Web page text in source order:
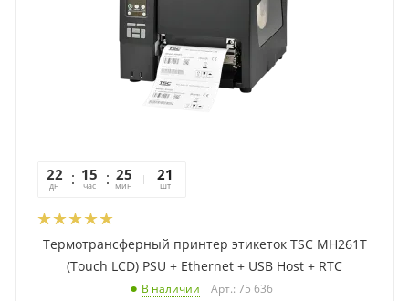
22
дн
15
час
25
мин
40
сек
21
шт
Термотрансферный принтер этикеток TSC MH261T
(Touch LCD) PSU + Ethernet + USB Host + RTC
В наличии Арт.: 75 636